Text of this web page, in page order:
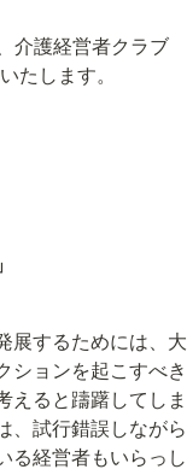
介護経営者クラブ
たします。
展するためには、大
ションを起こすべき
えると躊躇してしま
、試行錯誤しながら
る経営者もいらっし